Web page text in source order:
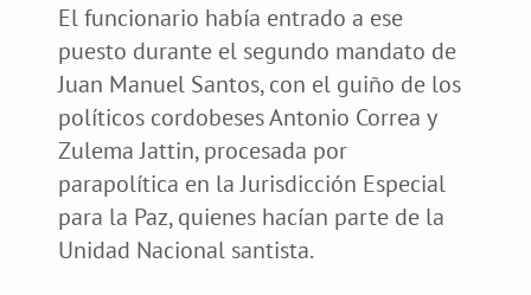
El funcionario había entrado a ese
puesto durante el segundo mandato de
Juan Manuel Santos, con el guiño de los
políticos cordobeses Antonio Correa y
Zulema Jattin, procesada por
parapolítica en la Jurisdicción Especial
para la Paz, quienes hacían parte de la
Unidad Nacional santista.